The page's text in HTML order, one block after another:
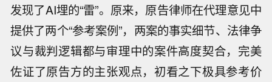
发现了AI埋的“雷”。原来，原告律师在代理意见中
提供了两个“参考案例”，两案的事实细节、法律争
议与裁判逻辑都与审理中的案件高度契合，完美
佐证了原告方的主张观点，初看之下极具参考价